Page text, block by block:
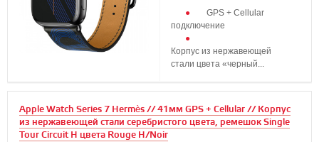
GPS + Cellular
подключение
Корпус из нержавеющей
стали цвета «черный...
Apple Watch Series 7 Hermès // 41мм GPS + Cellular // Корпус
из нержавеющей стали серебристого цвета, ремешок Single
Tour Circuit H цвета Rouge H/Noir